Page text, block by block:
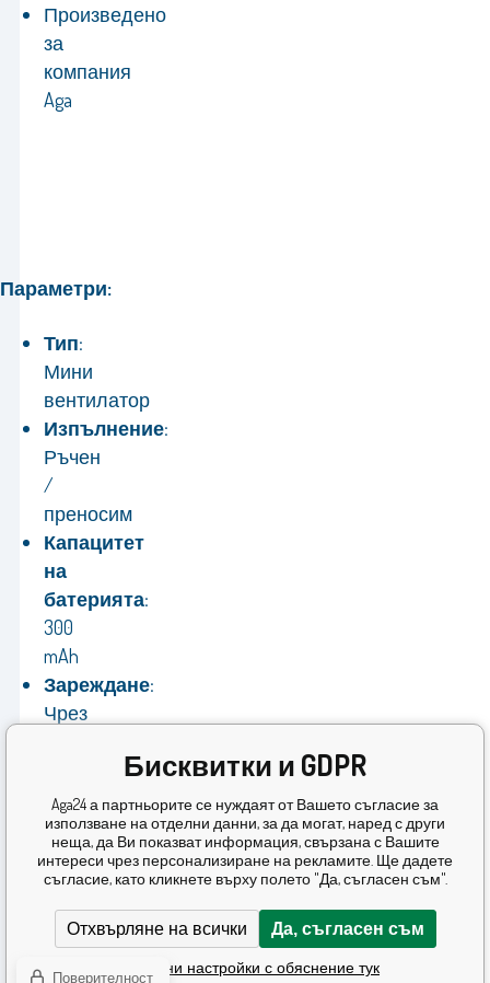
Произведено
за
компания
Aga
Параметри:
Тип:
Мини
вентилатор
Изпълнение:
Ръчен
/
преносим
Капацитет
на
батерията:
300
mAh
Зареждане:
Чрез
Производител:
Chomik
Гаранция:
24
месеца
Бисквитки и GDPR
Aga24 а партньорите се нуждаят от Вашето съгласие за
използване на отделни данни, за да могат, наред с други
неща, да Ви показват информация, свързана с Вашите
интереси чрез персонализиране на рекламите. Ще дадете
съгласие, като кликнете върху полето "Да, съгласен съм".
Отхвърляне на всички Да, съгласен съм
Подробни настройки с обяснение тук
Поверителност